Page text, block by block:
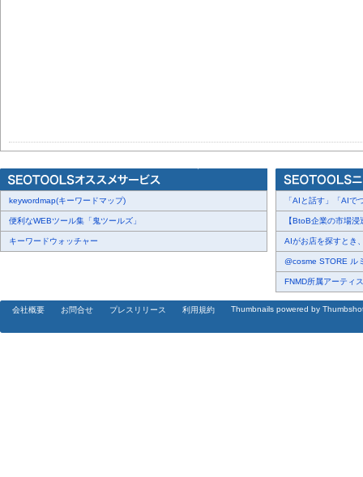
keywordmap(キーワードマップ)
便利なWEBツール集「鬼ツールズ」
キーワードウォッチャー
「AIと話す」「AIで
【BtoB企業の市場
AIがお店を探すとき
@cosme STORE ル
FNMD所属アーティ
会社概要 お問合せ プレスリリース 利用規約 Thumbnails powered by